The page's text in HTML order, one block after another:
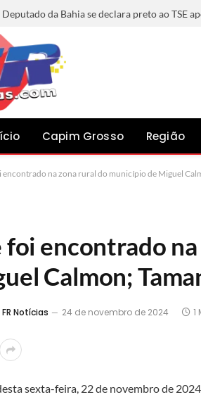
Capim Grosso Região
encontrado na zona rural do município de Miguel
foi encontrado
Calmon;
Notícias 24 de novembro de 2024 1
sexta-feira, 22 de novembro de